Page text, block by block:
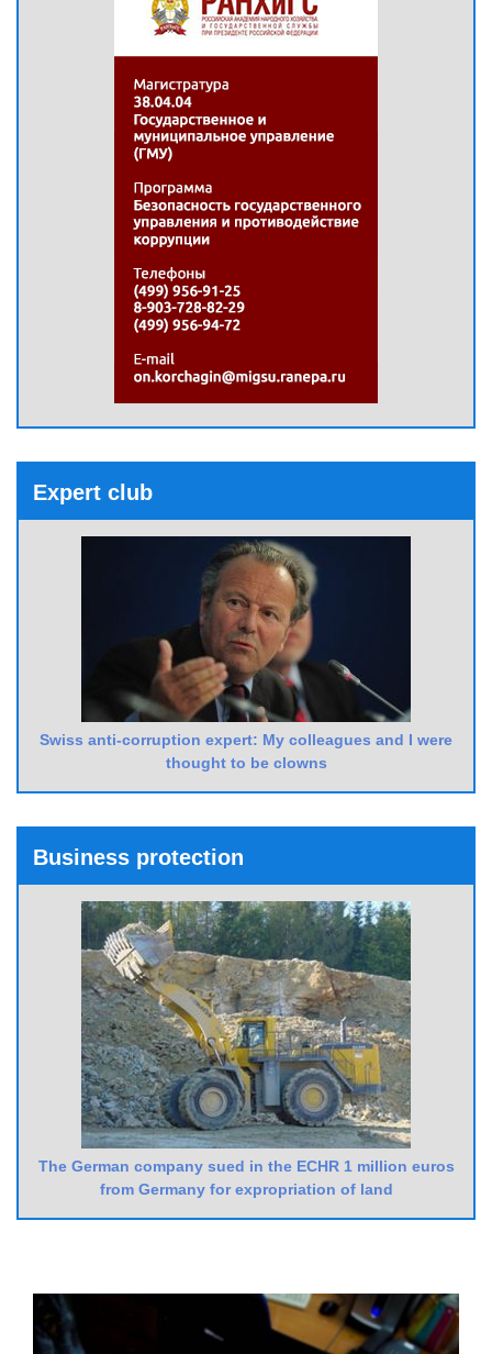
Expert club
Swiss anti-corruption expert: My colleagues and I were
thought to be clowns
Business protection
The German company sued in the ECHR 1 million euros
from Germany for expropriation of land